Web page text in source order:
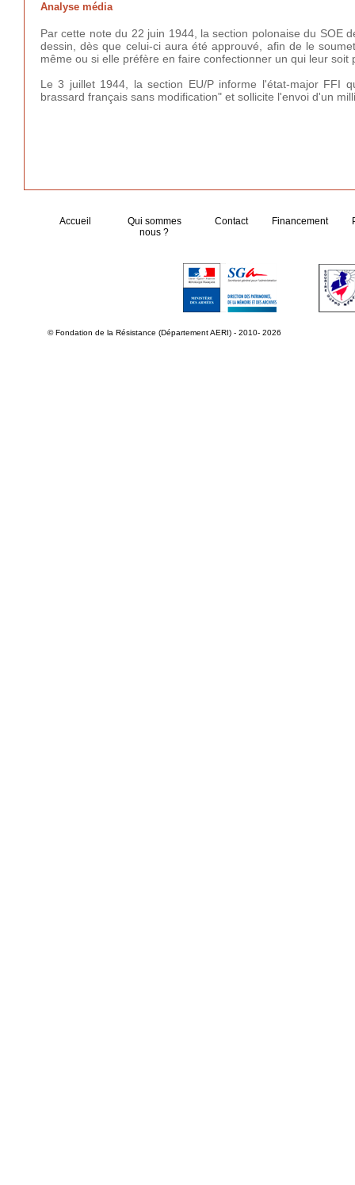
Analyse média
Par cette note du 22 juin 1944, la section polonaise du SOE
dessin, dès que celui-ci aura été approuvé, afin de le
même ou si elle préfère en faire confectionner un qui leur soit
Le 3 juillet 1944, la section EU/P informe l'état-major FFI
brassard français sans modification" et sollicite l'envoi d'un
Accueil
Qui sommes
nous ?
Contact Financement
© Fondation de la Résistance (Département AERI) - 2010- 2026